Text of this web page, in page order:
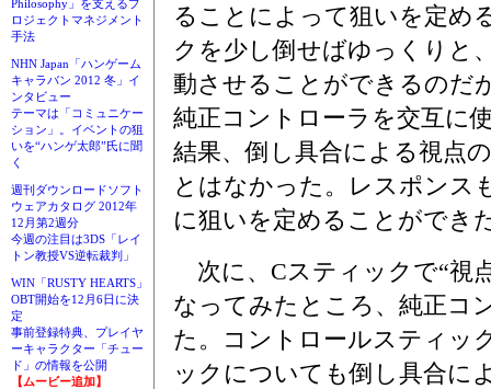
Philosophy」を支えるプ
ロジェクトマネジメント
手法
NHN Japan「ハンゲーム
キャラバン 2012 冬」イ
ンタビュー
テーマは「コミュニケー
ション」。イベントの狙
いを“ハンゲ太郎”氏に聞
く
週刊ダウンロードソフト
ウェアカタログ 2012年
12月第2週分
今週の注目は3DS「レイ
トン教授VS逆転裁判」
WIN「RUSTY HEARTS」
OBT開始を12月6日に決
定
事前登録特典、プレイヤ
ーキャラクター「チュー
ド」の情報を公開
【ムービー追加】
ることによって狙いを定め
クを少し倒せばゆっくりと
動させることができるのだ
純正コントローラを交互に
結果、倒し具合による視点
とはなかった。レスポンス
に狙いを定めることができ
次に、Cスティックで“視
なってみたところ、純正コ
た。コントロールスティッ
ックについても倒し具合に